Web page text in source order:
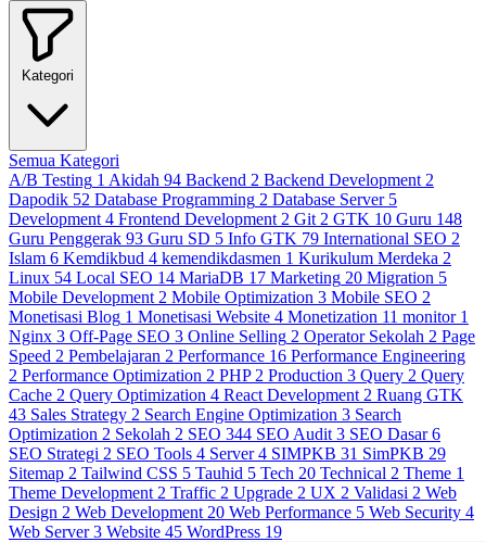
Kategori
Semua Kategori
A/B Testing 1 Akidah 94 Backend 2 Backend Development 2
Dapodik 52 Database Programming 2 Database Server 5
Development 4 Frontend Development 2 Git 2 GTK 10 Guru 148
Guru Penggerak 93 Guru SD 5 Info GTK 79 International SEO 2
Islam 6 Kemdikbud 4 kemendikdasmen 1 Kurikulum Merdeka 2
Linux 54 Local SEO 14 MariaDB 17 Marketing 20 Migration 5
Mobile Development 2 Mobile Optimization 3 Mobile SEO 2
Monetisasi Blog 1 Monetisasi Website 4 Monetization 11 monitor 1
Nginx 3 Off-Page SEO 3 Online Selling 2 Operator Sekolah 2 Page
Speed 2 Pembelajaran 2 Performance 16 Performance Engineering
2 Performance Optimization 2 PHP 2 Production 3 Query 2 Query
Cache 2 Query Optimization 4 React Development 2 Ruang GTK
43 Sales Strategy 2 Search Engine Optimization 3 Search
Optimization 2 Sekolah 2 SEO 344 SEO Audit 3 SEO Dasar 6
SEO Strategi 2 SEO Tools 4 Server 4 SIMPKB 31 SimPKB 29
Sitemap 2 Tailwind CSS 5 Tauhid 5 Tech 20 Technical 2 Theme 1
Theme Development 2 Traffic 2 Upgrade 2 UX 2 Validasi 2 Web
Design 2 Web Development 20 Web Performance 5 Web Security 4
Web Server 3 Website 45 WordPress 19